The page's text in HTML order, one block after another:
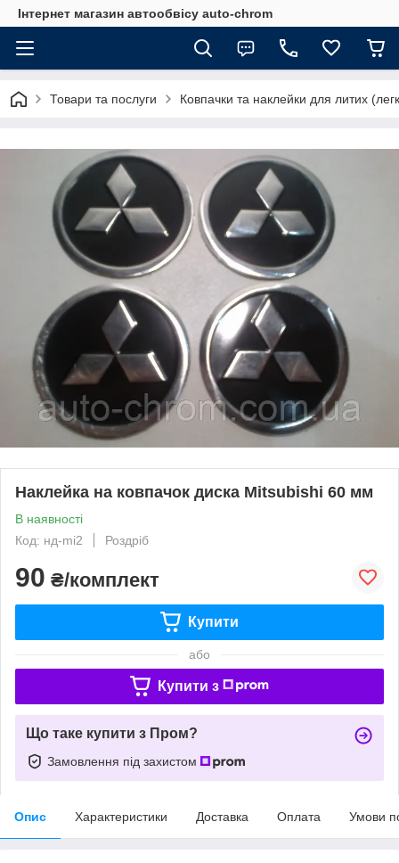
Інтернет магазин автообвісу auto-chrom
Товари та послуги Ковпачки та наклейки для литих
Наклейка на ковпачок диска Mitsubishi 60 мм
В наявності
Код: нд-mi2
Роздріб
90 ₴/комплект
Купити
або
Купити з
Що таке купити з Пром?
Замовлення під захистом
Опис Характеристики Доставка Оплата Умови